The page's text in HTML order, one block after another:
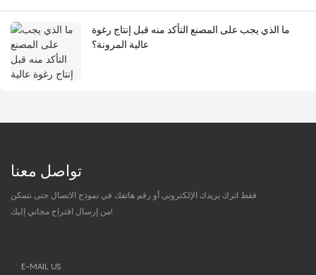
ما الذي يجب على المصنع التأكد منه قبل إنتاج رغوة
عالية المرونة؟
تواصل معنا
فقط اترك بريدك الإلكتروني أو رقم هاتفك في نموذج الاتصال حتى نتمكن
من إرسال اقتراح مجاني إليك!
E-MAIL US